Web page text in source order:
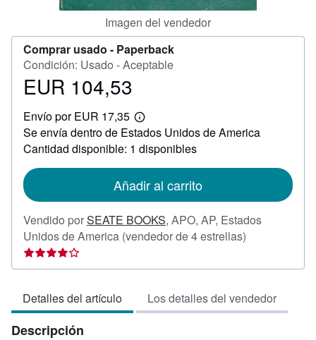
Imagen del vendedor
Comprar usado - Paperback
Condición: Usado - Aceptable
Precio
104,53
EUR 104,53
Envío por EUR 17,35
Más
información
sobre
las
envío
Se envía dentro de Estados Unidos de America
Cantidad disponible: 1 disponibles
Añadir al carrito
Vendido porSEATE BOOKS, APO, AP, Estados
Unidos de America (vendedor de 4 estrellas)
vendedor:
de
5
Detalles del artículo Los detalles del vendedor
Descripción